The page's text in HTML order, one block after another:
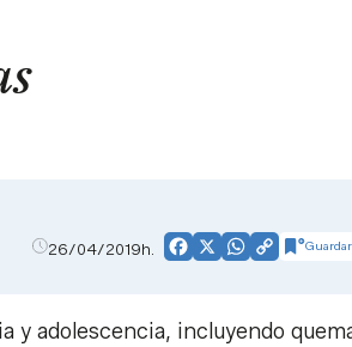
26/04/2019h. Facebook
X WhatsApp
CopyGuardar
y adolescencia, incluyendo